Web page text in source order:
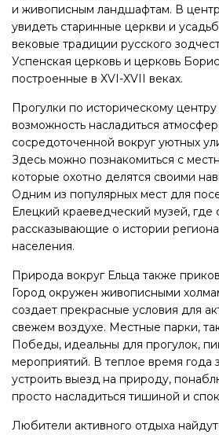
и живописным ландшафтам. В
увидеть старинные церкви и
вековые традиции русского
Успенская церковь и церковь
построенные в XVI-XVII веках.
Прогулки по историческому
возможность насладиться
сосредоточенной вокруг уютных
Здесь можно познакомиться с
которые охотно делятся своими
Одним из популярных мест для
Елецкий краеведческий музей, где
рассказывающие о истории
населения.
Природа вокруг Ельца также
Город окружен живописными
создает прекрасные условия для
свежем воздухе. Местные парки,
Победы, идеальны для прогулок,
мероприятий. В теплое время года
устроить выезд на природу,
просто насладиться тишиной и
Любители активного отдыха